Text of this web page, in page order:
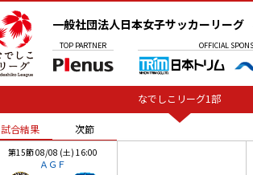
一般社団法人日本女子サッカーリーグ
TOP PARTNER OFFICIAL
なでしこリーグ1部
試合結果 次節
第15節 08/08 (土) 16:00
ＡＧＦ